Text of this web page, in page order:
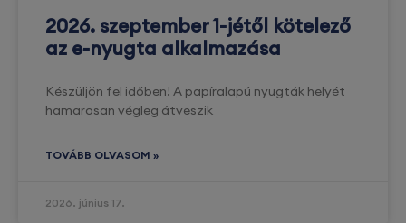
2026. szeptember 1-jétől kötelező
az e-nyugta alkalmazása
Készüljön fel időben! A papíralapú nyugták helyét
hamarosan végleg átveszik
TOVÁBB OLVASOM »
2026. június 17.